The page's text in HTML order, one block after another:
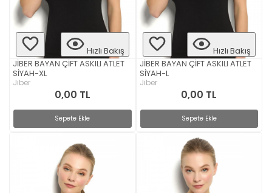
Hızlı Bakış
JİBER BAYAN ÇİFT ASKILI ATLET
SİYAH-XL
Jiber
0,00 TL
Sepete Ekle
Hızlı Bakış
JİBER BAYAN ÇİFT ASKILI ATLET
SİYAH-L
Jiber
0,00 TL
Sepete Ekle